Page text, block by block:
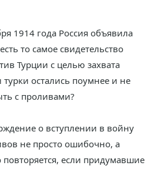
1914 года Россия объявила
то самое свидетельство
Турции с целью захвата
остались поумнее и не
с проливами?
о вступлении в войну
не просто ошибочно, а
если придумавшие